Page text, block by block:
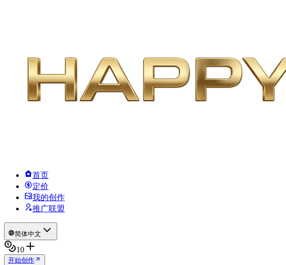
首页
定价
我的创作
推广联盟
简体中文
10
开始创作